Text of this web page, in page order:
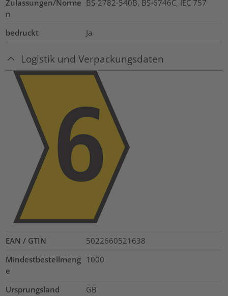
Zulassungen/Norme
n
BS-2782-540B, BS-6746C, IEC 757
bedruckt Ja
Logistik und Verpackungsdaten
EAN / GTIN
5022660521638
Mindestbestellmeng
e
1000
Ursprungsland GB